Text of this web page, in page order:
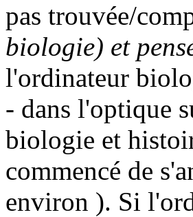
pas trouvée/
biologie) et
l'ordinateur
- dans l'optique
biologie et
commencé de
environ ). Si